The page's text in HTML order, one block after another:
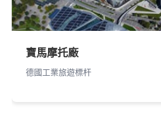
寶馬摩托廠
德國工業旅遊標杆